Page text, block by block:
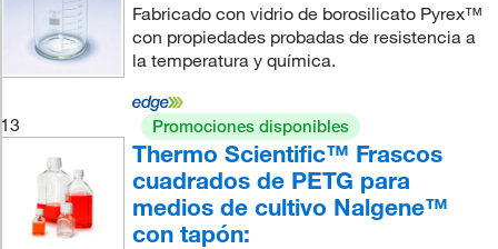
Fabricado con vidrio de borosilicato Pyrex™
con propiedades probadas de resistencia a
la temperatura y química.
13 Promociones disponibles
Thermo Scientific™ Frascos
cuadrados de PETG para
medios de cultivo Nalgene™
con tapón: